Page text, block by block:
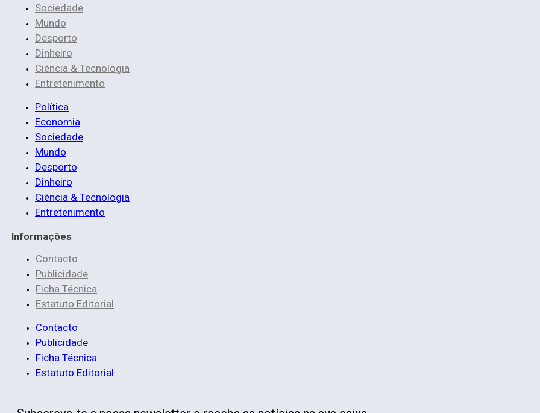
Sociedade
Mundo
Desporto
Dinheiro
Ciência & Tecnologia
Entretenimento
Política
Economia
Sociedade
Mundo
Desporto
Dinheiro
Ciência & Tecnologia
Entretenimento
Informações
Contacto
Publicidade
Ficha Técnica
Estatuto Editorial
Contacto
Publicidade
Ficha Técnica
Estatuto Editorial